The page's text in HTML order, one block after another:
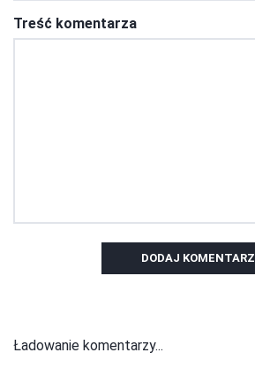
Treść komentarza
DODAJ KOMENTARZ
Ładowanie komentarzy...